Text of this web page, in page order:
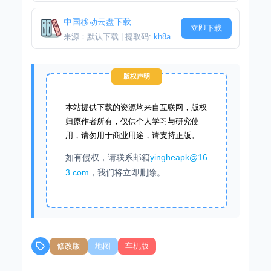
中国移动云盘下载
来源：默认下载 | 提取码: kh8a
立即下载
版权声明
本站提供下载的资源均来自互联网，版权
归原作者所有，仅供个人学习与研究使
用，请勿用于商业用途，请支持正版。
如有侵权，请联系邮箱yingheapk@16
3.com ，我们将立即删除。
修改版 地图 车机版